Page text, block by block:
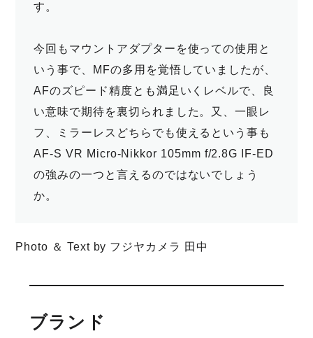
す。
今回もマウントアダプターを使っての使用と
いう事で、MFの多用を覚悟していましたが、
AFのズピード精度とも満足いくレベルで、良
い意味で期待を裏切られました。又、一眼レ
フ、ミラーレスどちらでも使えるという事も
AF-S VR Micro-Nikkor 105mm f/2.8G IF-ED
の強みの一つと言えるのではないでしょう
か。
Photo ＆ Text by フジヤカメラ 田中
ブランド